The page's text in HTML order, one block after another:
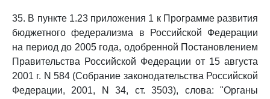
35. В пункте 1.23 приложения 1 к Программе развития
бюджетного федерализма в Российской Федерации
на период до 2005 года, одобренной Постановлением
Правительства Российской Федерации от 15 августа
2001 г. N 584 (Собрание законодательства Российской
Федерации, 2001, N 34, ст. 3503), слова: "Органы